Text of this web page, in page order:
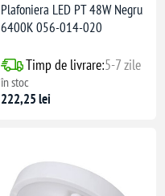
Plafoniera LED PT 48W Negru
6400K 056-014-020
Timp de livrare:5-7 zile
în stoc
222,25 lei